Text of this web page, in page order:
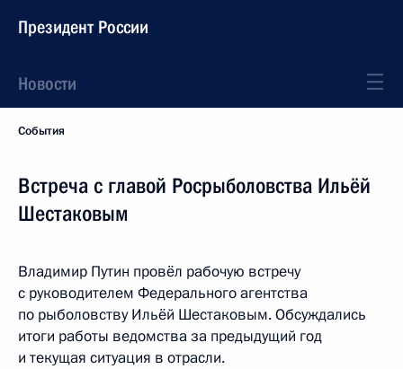
Президент России
Новости
События
Встреча с главой Росрыболовства Ильёй
Шестаковым
Владимир Путин провёл рабочую встречу
с руководителем Федерального агентства
по рыболовству Ильёй Шестаковым. Обсуждались
итоги работы ведомства за предыдущий год
и текущая ситуация в отрасли.